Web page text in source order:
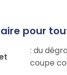
pour
: du
coupe